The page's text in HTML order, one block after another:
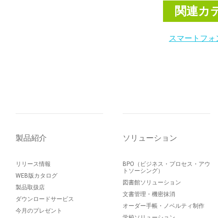
関連カ
スマートフ
製品紹介
リリース情報
WEB版カタログ
製品取扱店
ダウンロードサービス
今月のプレゼント
ソリューション
BPO（ビジネス・プロセス・アウ
トソーシング）
図書館ソリューション
文書管理・機密抹消
オーダー手帳・ノベルティ制作